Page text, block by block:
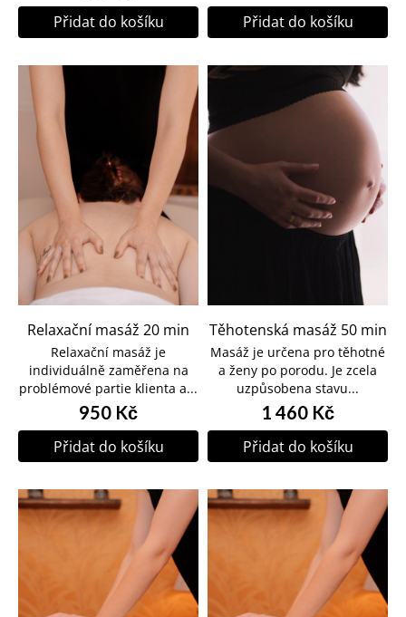
Přidat do košíku Přidat do košíku
Relaxační masáž 20 min
Relaxační masáž je
individuálně zaměřena na
problémové partie klienta a...
950 Kč
Přidat do košíku
Těhotenská masáž 50 min
Masáž je určena pro těhotné
a ženy po porodu. Je zcela
uzpůsobena stavu...
1 460 Kč
Přidat do košíku